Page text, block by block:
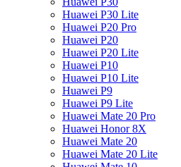
Huawei P30 Lite
Huawei P20 Pro
Huawei P20
Huawei P20 Lite
Huawei P10
Huawei P10 Lite
Huawei P9
Huawei P9 Lite
Huawei Mate 20 Pro
Huawei Honor 8X
Huawei Mate 20
Huawei Mate 20 Lite